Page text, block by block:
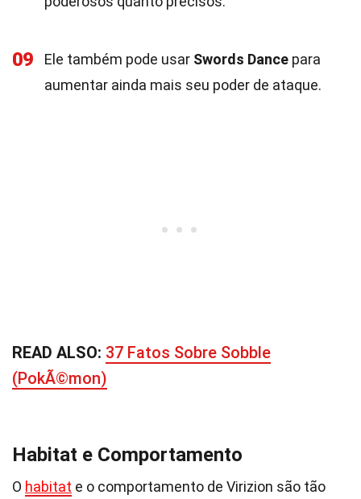
09 Ele também pode usar Swords Dance para
aumentar ainda mais seu poder de ataque.
READ ALSO: 37 Fatos Sobre Sobble
(PokÃ©mon)
Habitat e Comportamento
O habitat e o comportamento de Virizion são tão